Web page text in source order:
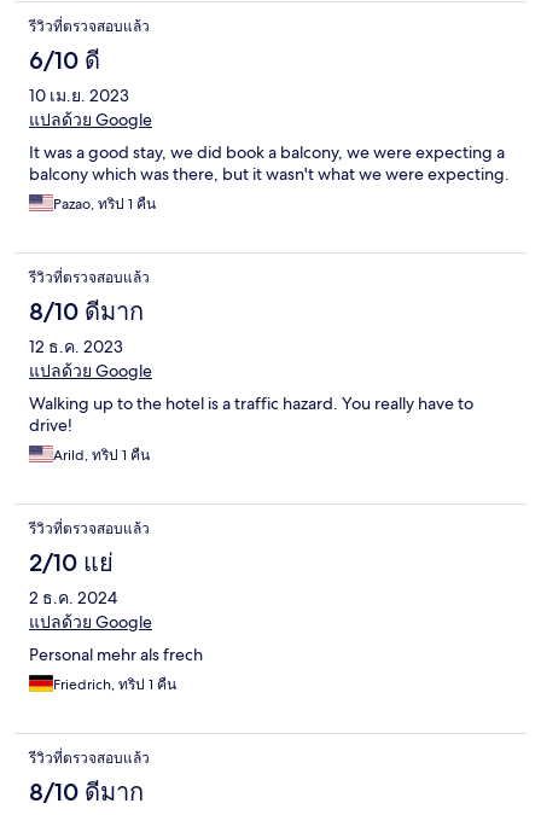
รีวิวที่ตรวจสอบแล้ว
6/10 ดี
10 เม.ย. 2023
แปลด้วย Google
It was a good stay, we did book a balcony, we were expecting a
balcony which was there, but it wasn't what we were expecting.
Pazao, ทริป 1 คืน
รีวิวที่ตรวจสอบแล้ว
8/10 ดีมาก
12 ธ.ค. 2023
แปลด้วย Google
Walking up to the hotel is a traffic hazard. You really have to
drive!
Arild, ทริป 1 คืน
รีวิวที่ตรวจสอบแล้ว
2/10 แย่
2 ธ.ค. 2024
แปลด้วย Google
Personal mehr als frech
Friedrich, ทริป 1 คืน
รีวิวที่ตรวจสอบแล้ว
8/10 ดีมาก